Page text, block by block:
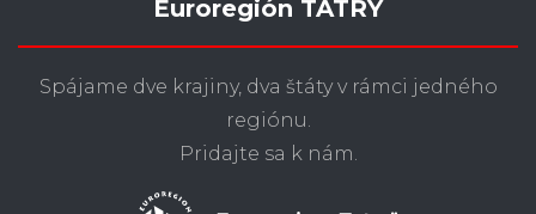
Euroregión TATRY
Spájame dve krajiny, dva štáty v rámci jedného
regiónu.
Pridajte sa k nám.